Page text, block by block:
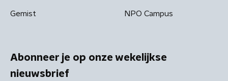
Gemist NPO Campus
Abonneer je op onze wekelijkse
nieuwsbrief